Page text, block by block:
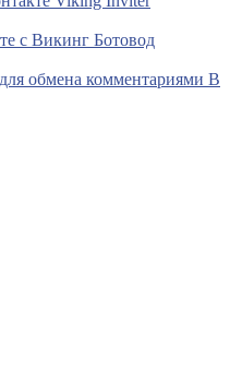
с Викинг Ботовод
обмена комментариями В